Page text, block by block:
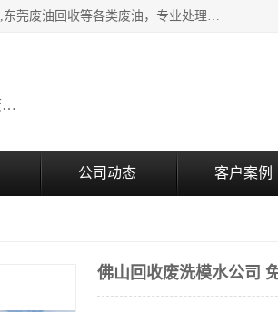
本公司高价废油回收：东莞回收废油,东莞回收废乙脂胶水,东莞回收废溶剂,东莞回收废乙脂,东莞废油回收等各类废油，专业处理从事化工产品研发与销售的综合型高科技服务性企业。我公司自成立以来，一直秉承“科技创新，立足诚信，感恩于心”的理念，力求设计与客户合作共赢的局面。在广大新老客户的大力支持下，我公司员工经过不懈努力，公司已快速发展成为国内知名化工企业。
本公司高价废油回收：回收废机油、废液压油回收、废重油、废食用油回收、废导热油、废、废油漆、废UV光油、废清、废白矿油、废变压器油
公司动态 客户案例
佛山回收废洗模水公司